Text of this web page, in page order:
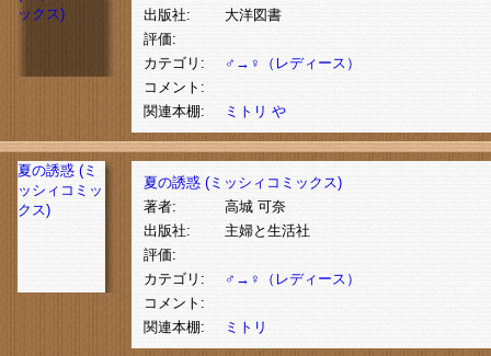
出版社:
大洋図書
評価:
カテゴリ:
♂→♀（レディース）
コメント:
関連本棚:
ミトリ や
夏の誘惑 (ミ
ッシィコミッ
クス)
夏の誘惑 (ミッシィコミックス)
著者:
高城 可奈
出版社:
主婦と生活社
評価:
カテゴリ:
♂→♀（レディース）
コメント:
関連本棚:
ミトリ